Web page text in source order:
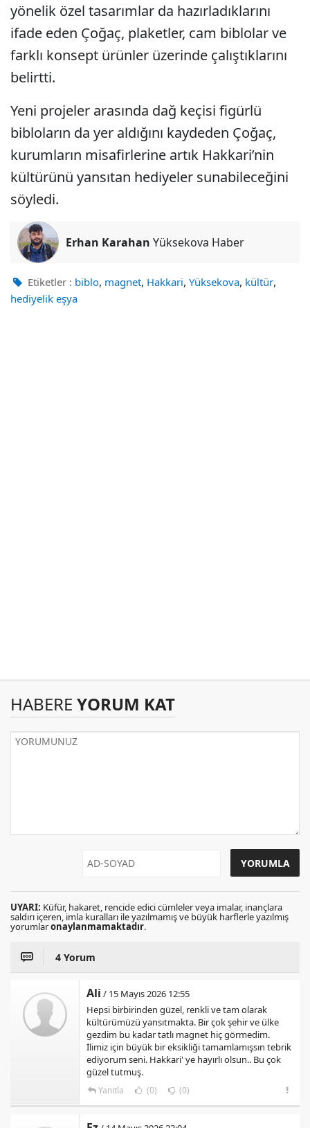
yönelik özel tasarımlar da hazırladıklarını
ifade eden Çoğaç, plaketler, cam biblolar ve
farklı konsept ürünler üzerinde çalıştıklarını
belirtti.
Yeni projeler arasında dağ keçisi figürlü
bibloların da yer aldığını kaydeden Çoğaç,
kurumların misafirlerine artık Hakkari’nin
kültürünü yansıtan hediyeler sunabileceğini
söyledi.
Erhan Karahan Yüksekova Haber
Etiketler : biblo, magnet, Hakkari, Yüksekova, kültür,
hediyelik eşya
HABERE YORUM KAT
UYARI: Küfür, hakaret, rencide edici cümleler veya imalar, inançlara
saldırı içeren, imla kuralları ile yazılmamış ve büyük harflerle yazılmış
yorumlaronaylanmamaktadır.
4 Yorum
Ali / 15 Mayıs 2026 12:55
Hepsi birbirinden güzel, renkli ve tam olarak
kültürümüzü yansıtmakta. Bir çok şehir ve ülke
gezdim bu kadar tatlı magnet hiç görmedim.
İlimiz için büyük bir eksikliği tamamlamışsın tebrik
ediyorum seni. Hakkari' ye hayırlı olsun.. Bu çok
güzel tutmuş.
Yanıtla (0) (0)